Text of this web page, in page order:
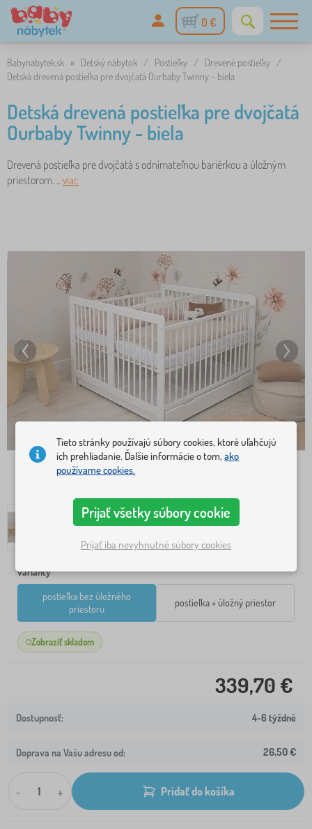
0 €
Babynabytek.sk » Detský nábytok / Postieľky / Drevené postieľky /
Detská drevená postieľka pre dvojčatá Ourbaby Twinny - biela
Detská drevená postieľka pre dvojčatá
Ourbaby Twinny - biela
Drevená postieľka pre dvojčatá s odnímateľnou bariérkou a úložným
priestorom. .. viac
varianty
postieľka bez úložného
priestoru
postieľka + úložný priestor
Zobraziť skladom
339,70 €
4-6 týždně
Doprava na Vašu adresu od: 26,50 €
- + Pridať do košíka
Tieto stránky používajú súbory cookies, ktoré uľahčujú
ich prehliadanie. Ďalšie informácie o tom,ako
používame cookies.
Prijať všetky súbory cookie
Prijať iba nevyhnutné súbory cookies